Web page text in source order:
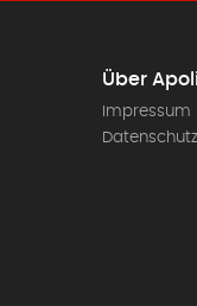
Über
Impressum
Datenschutz